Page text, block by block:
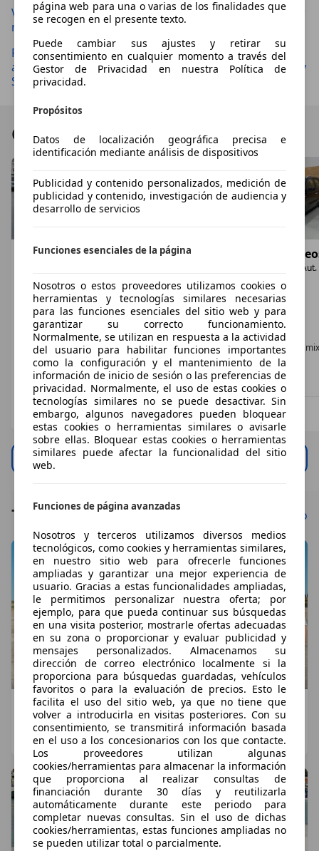
página web para una o varias de los finalidades que
se recogen en el presente texto.
Puede cambiar sus ajustes y retirar su
consentimiento en cualquier momento a través del
Gestor de Privacidad en nuestra Política de
privacidad.
Propósitos
Datos de localización geográfica precisa e
identificación mediante análisis de dispositivos
Publicidad y contenido personalizados, medición de
publicidad y contenido, investigación de audiencia y
desarrollo de servicios
Funciones esenciales de la página
Nosotros o estos proveedores utilizamos cookies o
herramientas y tecnologías similares necesarias
para las funciones esenciales del sitio web y para
garantizar su correcto funcionamiento.
Normalmente, se utilizan en respuesta a la actividad
del usuario para habilitar funciones importantes
como la configuración y el mantenimiento de la
información de inicio de sesión o las preferencias de
privacidad. Normalmente, el uso de estas cookies o
tecnologías similares no se puede desactivar. Sin
embargo, algunos navegadores pueden bloquear
estas cookies o herramientas similares o avisarle
sobre ellas. Bloquear estas cookies o herramientas
similares puede afectar la funcionalidad del sitio
web.
Funciones de página avanzadas
Nosotros y terceros utilizamos diversos medios
tecnológicos, como cookies y herramientas similares,
en nuestro sitio web para ofrecerle funciones
ampliadas y garantizar una mejor experiencia de
usuario. Gracias a estas funcionalidades ampliadas,
le permitimos personalizar nuestra oferta; por
ejemplo, para que pueda continuar sus búsquedas
en una visita posterior, mostrarle ofertas adecuadas
en su zona o proporcionar y evaluar publicidad y
mensajes personalizados. Almacenamos su
dirección de correo electrónico localmente si la
proporciona para búsquedas guardadas, vehículos
favoritos o para la evaluación de precios. Esto le
facilita el uso del sitio web, ya que no tiene que
volver a introducirla en visitas posteriores. Con su
consentimiento, se transmitirá información basada
en el uso a los concesionarios con los que contacte.
Los proveedores utilizan algunas
cookies/herramientas para almacenar la información
que proporciona al realizar consultas de
financiación durante 30 días y reutilizarla
automáticamente durante este periodo para
completar nuevas consultas. Sin el uso de dichas
cookies/herramientas, estas funciones ampliadas no
se pueden utilizar total o parcialmente.
VÍDEO| Nuevo Renault Twingo E-Tech: un eléctrico por
menos de 20.000 euros
Renault refuerza su apuesta por el GLP: más
autonomía y un motor más potente para Clio, Captur y
Symbioz
Ofertas destacadas
Renault Koleos
€ 69.500
06/2013
208.000 km
Diésel
- (l/100 km)
2,
Profesional
ES 03181
Renault Koleos
€ 8.7901
12/2011
119.057 km
Diésel
5,7 l/100 km (mixto)
2,
Nuevo
Profesional
ES 08020
Renault
2.0dCi Privilege
€ 6.990
09/2009
136.000 km
Diésel
8,3 l/100 km
Profesional
ES 28805
Ver todo
Todos los artículos Ver todo
VÍDEO| Prueba Renault Clio E-Tech 2026: Más
rápido, más eficiente y más tecnológico
Dani Cuadrado · 21/06/2026 · 5 minutos de lectura